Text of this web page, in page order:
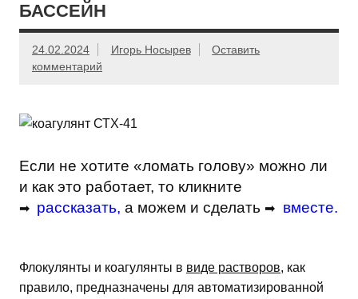
БАССЕЙН
24.02.2024 Игорь Носырев
Оставить
комментарий
Если не хотите «ломать голову» можно ли
и как это работает, то кликните
➡ рассказать, а можем и сделать ➡ вместе.
Флокулянты и коагулянты в виде растворов, как
правило, предназначены для автоматизированной